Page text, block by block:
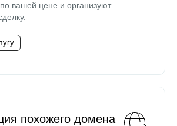
вашей цене и организуют
похожего домена